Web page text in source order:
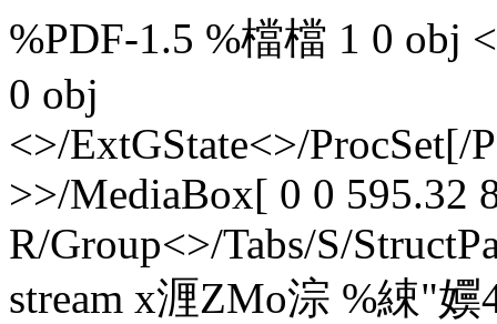
%PDF-1.5 %檔檔 1 0 obj
0 obj
<>/ExtGState<>/ProcSet[/
>>/MediaBox[ 0 0 595.32
R/Group<>/Tabs/S/
stream x湹ZMo淙 %綀"